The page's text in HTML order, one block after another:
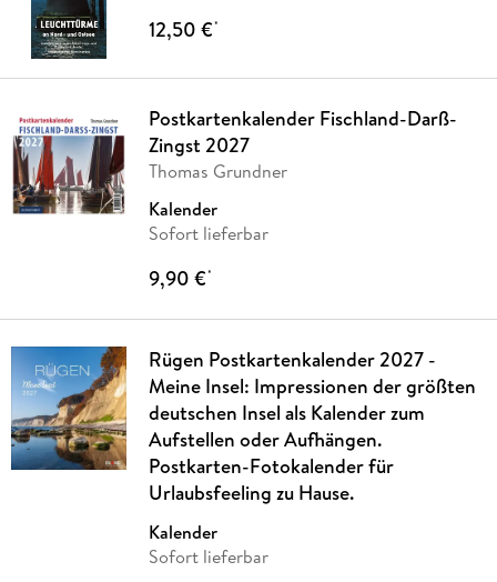
12,50 €*
Postkartenkalender Fischland-Darß-
Zingst 2027
Thomas Grundner
Kalender
Sofort lieferbar
9,90 €*
Rügen Postkartenkalender 2027 -
Meine Insel: Impressionen der größten
deutschen Insel als Kalender zum
Aufstellen oder Aufhängen.
Postkarten-Fotokalender für
Urlaubsfeeling zu Hause.
Kalender
Sofort lieferbar